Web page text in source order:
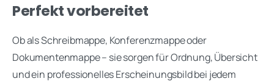
Perfekt vorbereitet
Ob als Schreibmappe, Konferenzmappe oder
Dokumentenmappe – sie sorgen für Ordnung, Übersicht
und ein professionelles Erscheinungsbild bei jedem